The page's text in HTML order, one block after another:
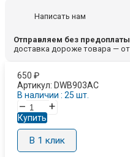
Написать нам
Отправляем без
доставка дороже товара —
650 ₽
Артикул: DWB903AC
В наличии : 25 шт.
– +
Купить
В 1 клик